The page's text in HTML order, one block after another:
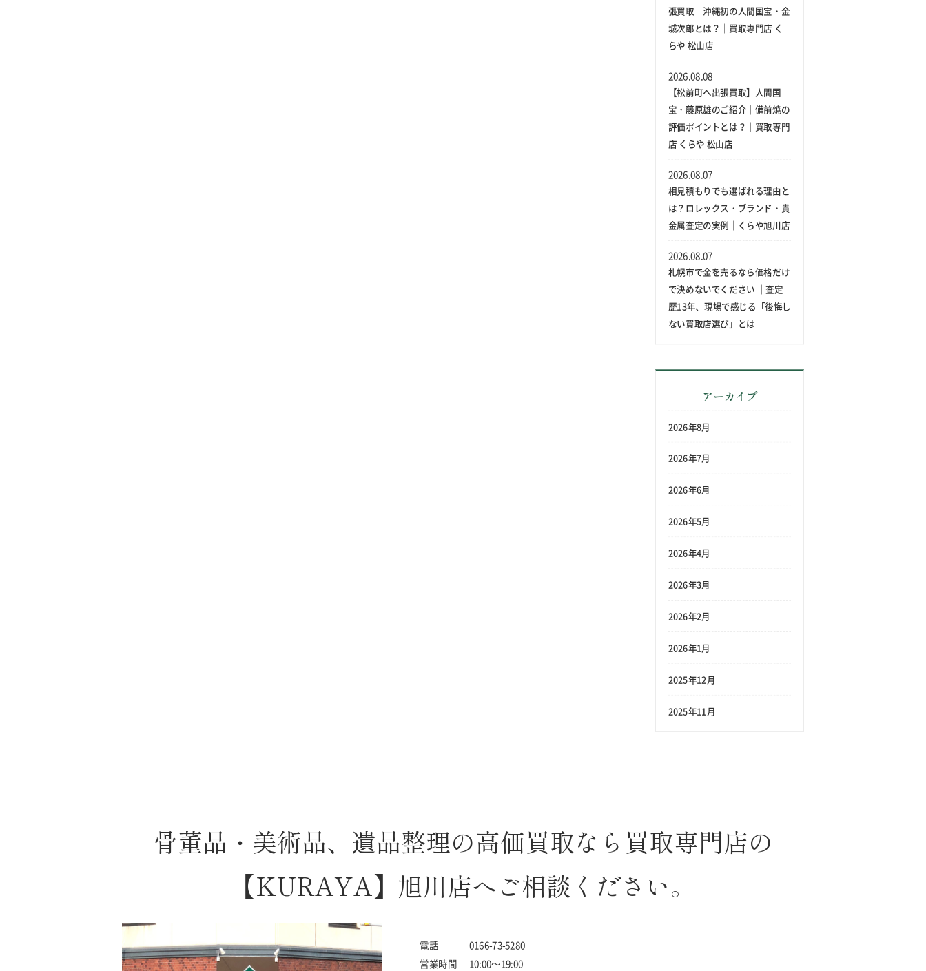
張買取｜沖縄初の人間国宝・金
城次郎とは？｜買取専門店 く
らや 松山店
【松前町へ出張買取】人間国
宝・藤原雄のご紹介｜備前焼の
評価ポイントとは？｜買取専門
店 くらや 松山店
2026.08.08
相見積もりでも選ばれる理由と
は？ロレックス・ブランド・貴
金属査定の実例｜くらや旭川店
2026.08.07
札幌市で金を売るなら価格だけ
で決めないでください ｜査定
歴13年、現場で感じる「後悔し
ない買取店選び」とは
2026.08.07
アーカイブ
2026年8月
2026年7月
2026年6月
2026年5月
2026年4月
2026年3月
2026年2月
2026年1月
2025年12月
2025年11月
骨董品・美術品、遺品整理の高価買取なら買取専門店の
【KURAYA】旭川店へご相談ください。
電話
0166-73-5280
営業時間
10:00～19:00